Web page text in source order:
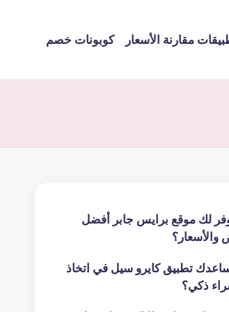
مقارنة الأسعار كوبونات خصم
لك موقع برايس جابر أفضل
والأسعار؟
تطبيق كايرو سيل في اتخاذ
ذكي؟